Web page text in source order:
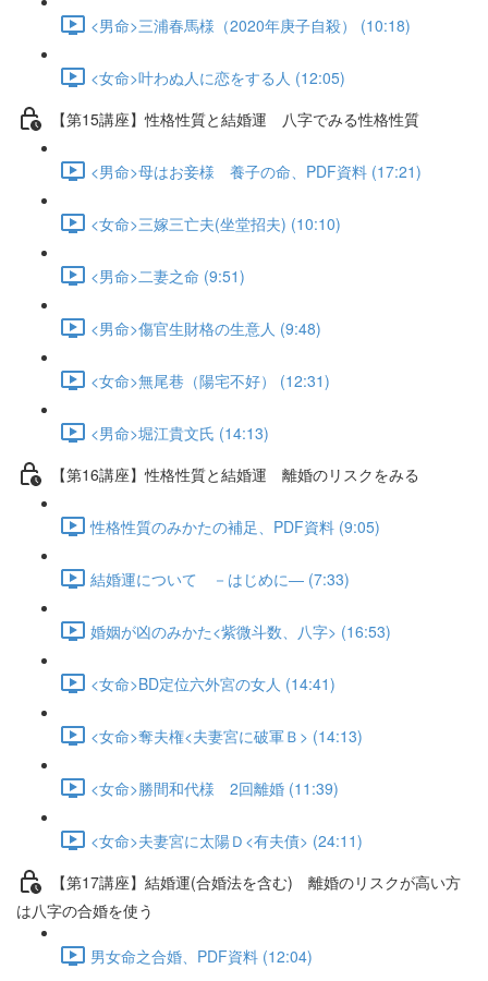
<男命>三浦春馬様（2020年庚子自殺） (10:18)
<女命>叶わぬ人に恋をする人 (12:05)
【第15講座】性格性質と結婚運 八字でみる性格性質
<男命>母はお妾様 養子の命、PDF資料 (17:21)
<女命>三嫁三亡夫(坐堂招夫) (10:10)
<男命>二妻之命 (9:51)
<男命>傷官生財格の生意人 (9:48)
<女命>無尾巷（陽宅不好） (12:31)
<男命>堀江貴文氏 (14:13)
【第16講座】性格性質と結婚運 離婚のリスクをみる
性格性質のみかたの補足、PDF資料 (9:05)
結婚運について －はじめに― (7:33)
婚姻が凶のみかた<紫微斗数、八字> (16:53)
<女命>BD定位六外宮の女人 (14:41)
<女命>奪夫権<夫妻宮に破軍Ｂ> (14:13)
<女命>勝間和代様 2回離婚 (11:39)
<女命>夫妻宮に太陽Ｄ<有夫債> (24:11)
【第17講座】結婚運(合婚法を含む) 離婚のリスクが高い方
は八字の合婚を使う
男女命之合婚、PDF資料 (12:04)